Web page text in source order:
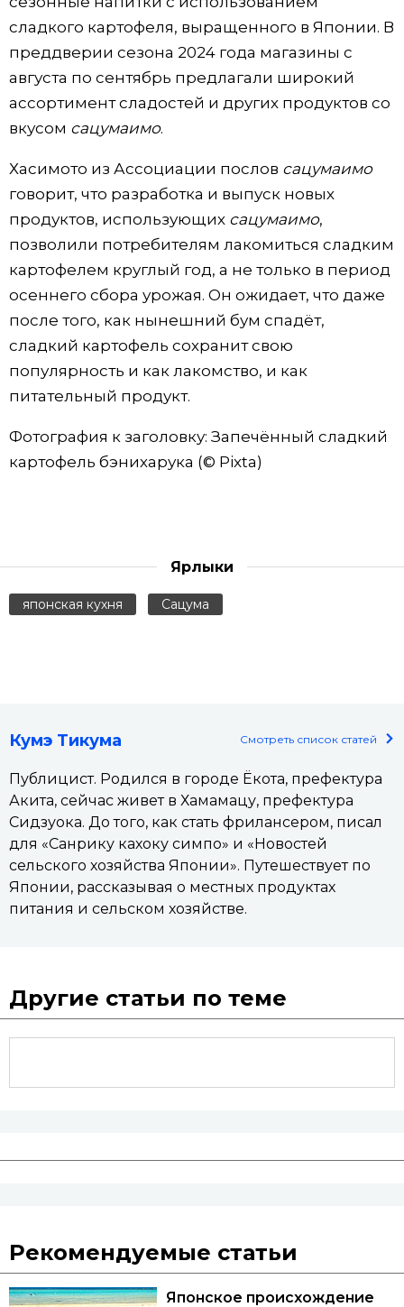
сладкого картофеля, выращенного в Японии. В
преддверии сезона 2024 года магазины с
августа по сентябрь предлагали широкий
ассортимент сладостей и других продуктов со
вкусом сацумаимо.
Хасимото из Ассоциации послов сацумаимо
говорит, что разработка и выпуск новых
продуктов, использующих сацумаимо,
позволили потребителям лакомиться сладким
картофелем круглый год, а не только в период
осеннего сбора урожая. Он ожидает, что даже
после того, как нынешний бум спадёт,
сладкий картофель сохранит свою
популярность и как лакомство, и как
питательный продукт.
Фотография к заголовку: Запечённый сладкий
картофель бэнихарука (© Pixta)
Ярлыки
японская кухня Сацума
Кумэ Тикума Смотреть список статей
Публицист. Родился в городе Ёкота, префектура
Акита, сейчас живет в Хамамацу, префектура
Сидзуока. До того, как стать фрилансером, писал
для «Санрику кахоку симпо» и «Новостей
сельского хозяйства Японии». Путешествует по
Японии, рассказывая о местных продуктах
питания и сельском хозяйстве.
Другие статьи по теме
Рекомендуемые статьи
Японское происхождение